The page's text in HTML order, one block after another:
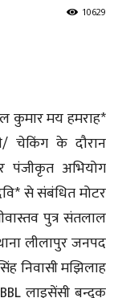
10629
कुमार मय हमराह*
चेकिंग के दौरान
पंजीकृत अभियोग
से संबंधित मोटर
पुत्र संतलाल
लीलापुर जनपद
निवासी मझिलाह
लाइसेंसी बन्दूक